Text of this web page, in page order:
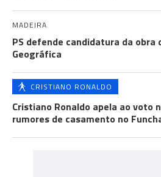
MADEIRA
PS defende candidatura da obra
Geográfica
CRISTIANO RONALDO
Cristiano Ronaldo apela ao voto
rumores de casamento no